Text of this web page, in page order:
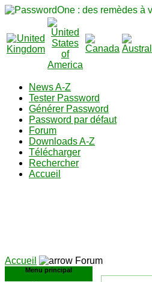
News A-Z
Tester Password
Générer Password
Password par défaut
Forum
Downloads A-Z
Télécharger
Rechercher
Accueil
Accueil Forum
Menu principal